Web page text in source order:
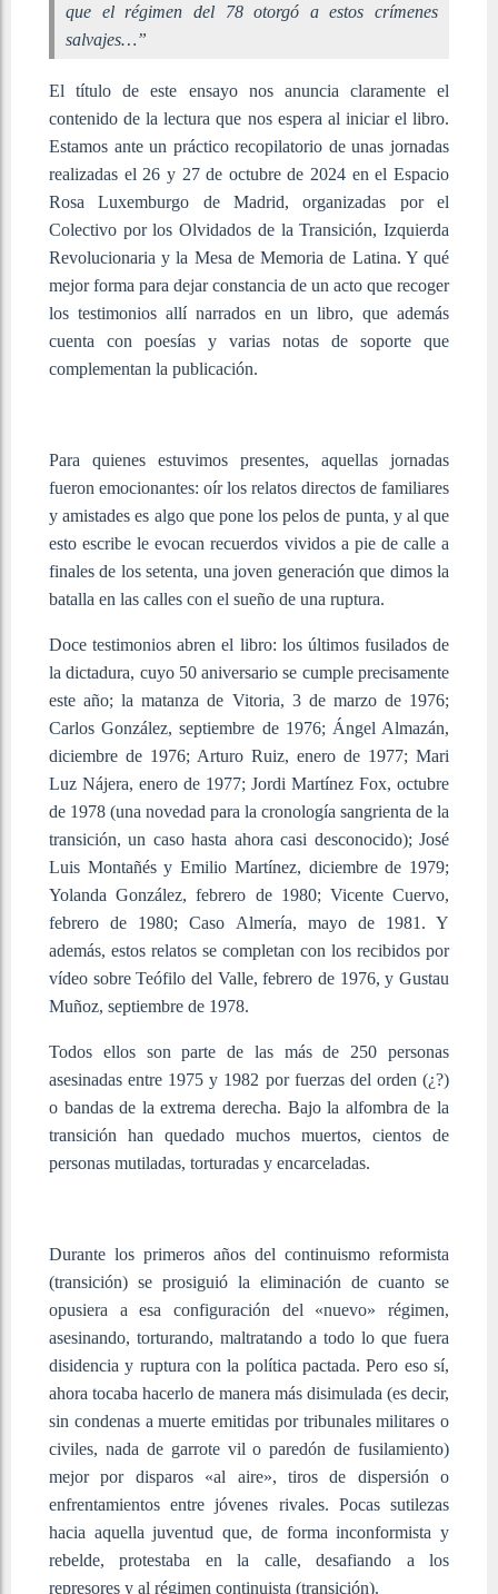
que el régimen del 78 otorgó a estos crímenes
salvajes…”
El título de este ensayo nos anuncia claramente el
contenido de la lectura que nos espera al iniciar el libro.
Estamos ante un práctico recopilatorio de unas jornadas
realizadas el 26 y 27 de octubre de 2024 en el Espacio
Rosa Luxemburgo de Madrid, organizadas por el
Colectivo por los Olvidados de la Transición, Izquierda
Revolucionaria y la Mesa de Memoria de Latina. Y qué
mejor forma para dejar constancia de un acto que recoger
los testimonios allí narrados en un libro, que además
cuenta con poesías y varias notas de soporte que
complementan la publicación.
Para quienes estuvimos presentes, aquellas jornadas
fueron emocionantes: oír los relatos directos de familiares
y amistades es algo que pone los pelos de punta, y al que
esto escribe le evocan recuerdos vividos a pie de calle a
finales de los setenta, una joven generación que dimos la
batalla en las calles con el sueño de una ruptura.
Doce testimonios abren el libro: los últimos fusilados de
la dictadura, cuyo 50 aniversario se cumple precisamente
este año; la matanza de Vitoria, 3 de marzo de 1976;
Carlos González, septiembre de 1976; Ángel Almazán,
diciembre de 1976; Arturo Ruiz, enero de 1977; Mari
Luz Nájera, enero de 1977; Jordi Martínez Fox, octubre
de 1978 (una novedad para la cronología sangrienta de la
transición, un caso hasta ahora casi desconocido); José
Luis Montañés y Emilio Martínez, diciembre de 1979;
Yolanda González, febrero de 1980; Vicente Cuervo,
febrero de 1980; Caso Almería, mayo de 1981. Y
además, estos relatos se completan con los recibidos por
vídeo sobre Teófilo del Valle, febrero de 1976, y Gustau
Muñoz, septiembre de 1978.
Todos ellos son parte de las más de 250 personas
asesinadas entre 1975 y 1982 por fuerzas del orden (¿?)
o bandas de la extrema derecha. Bajo la alfombra de la
transición han quedado muchos muertos, cientos de
personas mutiladas, torturadas y encarceladas.
Durante los primeros años del continuismo reformista
(transición) se prosiguió la eliminación de cuanto se
opusiera a esa configuración del «nuevo» régimen,
asesinando, torturando, maltratando a todo lo que fuera
disidencia y ruptura con la política pactada. Pero eso sí,
ahora tocaba hacerlo de manera más disimulada (es decir,
sin condenas a muerte emitidas por tribunales militares o
civiles, nada de garrote vil o paredón de fusilamiento)
mejor por disparos «al aire», tiros de dispersión o
enfrentamientos entre jóvenes rivales. Pocas sutilezas
hacia aquella juventud que, de forma inconformista y
rebelde, protestaba en la calle, desafiando a los
represores y al régimen continuista (transición).